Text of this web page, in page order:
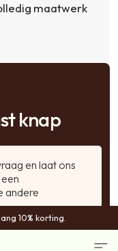
10% korting.
maatwerk
knap
en laat ons
andere